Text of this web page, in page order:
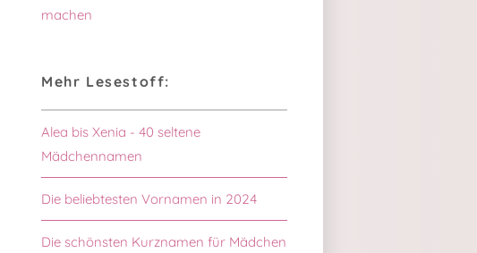
machen
Mehr Lesestoff:
Alea bis Xenia - 40 seltene
Mädchennamen
Die beliebtesten Vornamen in 2024
Die schönsten Kurznamen für Mädchen